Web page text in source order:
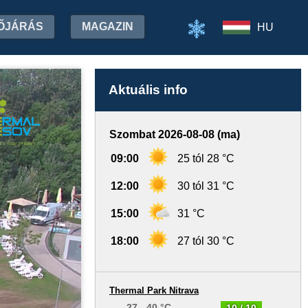
MAGAZIN HU
Aktuális info
Szombat 2026-08-08 (ma)
09:00 25 tól 28 °C
12:00 30 tól 31 °C
15:00 31 °C
18:00 27 tól 30 °C
Thermal Park Nitrava